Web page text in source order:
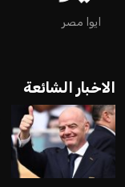
ايوا مصر
الاخبار الشائعة